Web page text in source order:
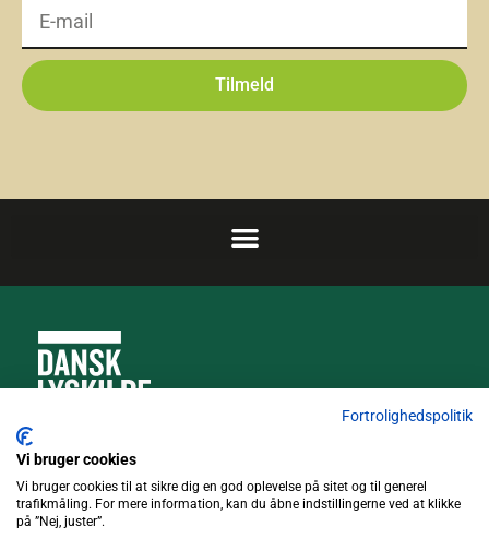
Tilmeld
Truckvej 5, 4600 Køge
4371 7311
Fortrolighedspolitik
Vi bruger cookies
Vi bruger cookies til at sikre dig en god oplevelse på sitet og til generel
trafikmåling. For mere information, kan du åbne indstillingerne ved at klikke
på ”Nej, juster”.